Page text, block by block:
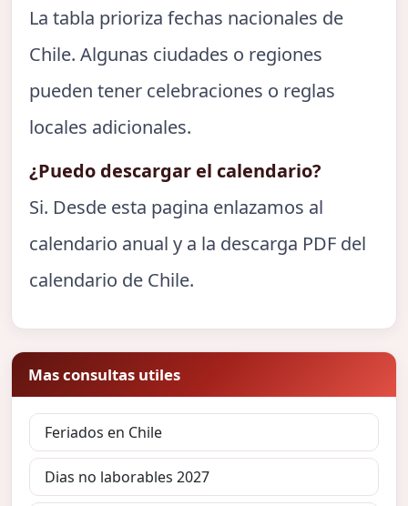
La tabla prioriza fechas nacionales de
Chile. Algunas ciudades o regiones
pueden tener celebraciones o reglas
locales adicionales.
¿Puedo descargar el calendario?
Si. Desde esta pagina enlazamos al
calendario anual y a la descarga PDF del
calendario de Chile.
Mas consultas utiles
Feriados en Chile
Dias no laborables 2027